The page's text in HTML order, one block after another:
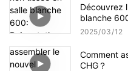
Découvrez
blanche
2025 03 12
Comment
CHG？